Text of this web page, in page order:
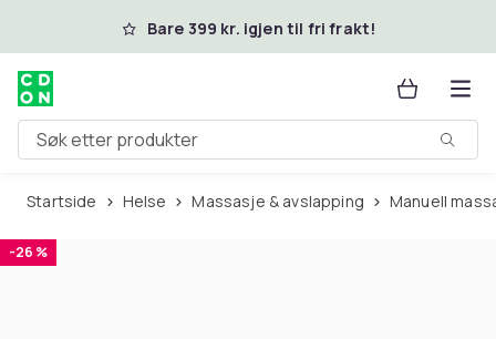
Hopp til hovedinnholdBare 399 kr. igjen til fri frakt!
Søk etter produkter
Startside Helse Massasje & avslapping Manuell
-26 %